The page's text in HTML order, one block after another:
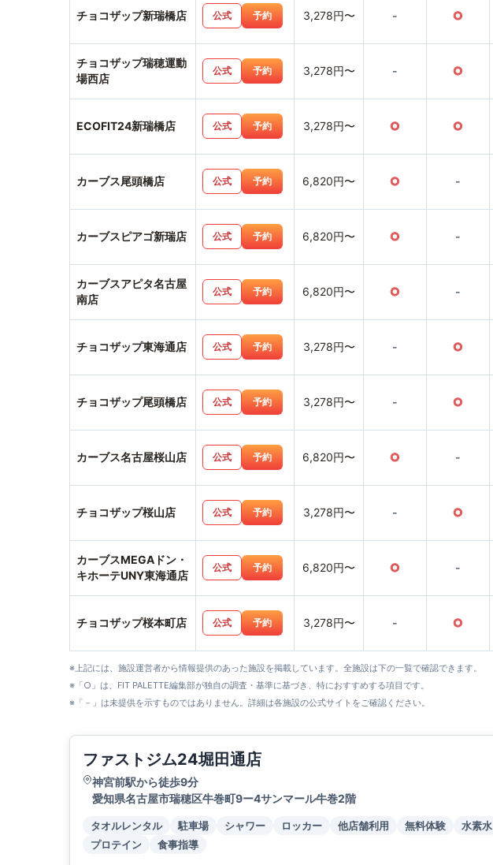
チョコザップ新瑞橋店 公式 予約 3,278円〜 - ○
チョコザップ瑞穂運動
場西店
公式 予約 3,278円〜 - ○
ECOFIT24新瑞橋店 公式 予約 3,278円〜 ○ ○
カーブス尾頭橋店 公式 予約 6,820円〜 ○ -
カーブスピアゴ新瑞店 公式 予約 6,820円〜 ○ -
カーブスアピタ名古屋
南店
公式 予約 6,820円〜 ○ -
チョコザップ東海通店 公式 予約 3,278円〜 - ○
チョコザップ尾頭橋店 公式 予約 3,278円〜 - ○
カーブス名古屋桜山店 公式 予約 6,820円〜 ○ -
チョコザップ桜山店 公式 予約 3,278円〜 - ○
カーブスMEGAドン・
キホーテUNY東海通店
公式 予約 6,820円〜 ○ -
チョコザップ桜本町店 公式 予約 3,278円〜 - ○
※上記には、施設運営者から情報提供のあった施設を掲載しています。全施設は下の一覧で確認できます。
※「○」は、FIT PALETTE編集部が独自の調査・基準に基づき、特におすすめする項目です。
※「－」は未提供を示すものではありません。詳細は各施設の公式サイトをご確認ください。
ファストジム24堀田通店
神宮前駅から徒歩9分
愛知県名古屋市瑞穂区牛巻町9ー4サンマール牛巻2階
タオルレンタル 駐車場 シャワー ロッカー 他店舗利用 無料体験
水素水
プロテイン
食事指導